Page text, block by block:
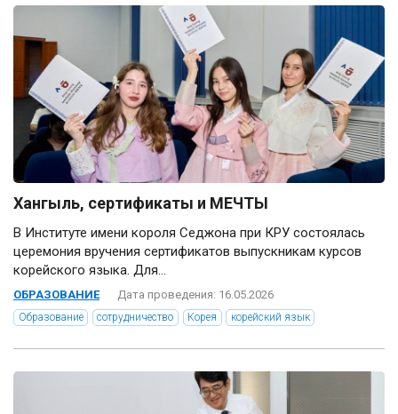
Хангыль, сертификаты и МЕЧТЫ
В Институте имени короля Седжона при КРУ состоялась
церемония вручения сертификатов выпускникам курсов
корейского языка. Для...
ОБРАЗОВАНИЕ Дата проведения: 16.05.2026
Образование сотрудничество Корея корейский язык